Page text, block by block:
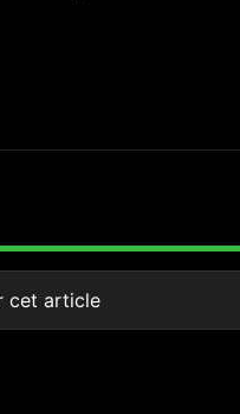
cet article